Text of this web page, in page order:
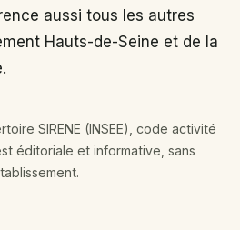
aussi tous les autres
Hauts-de-Seine et de la
SIRENE (INSEE), code activité
éditoriale et informative, sans